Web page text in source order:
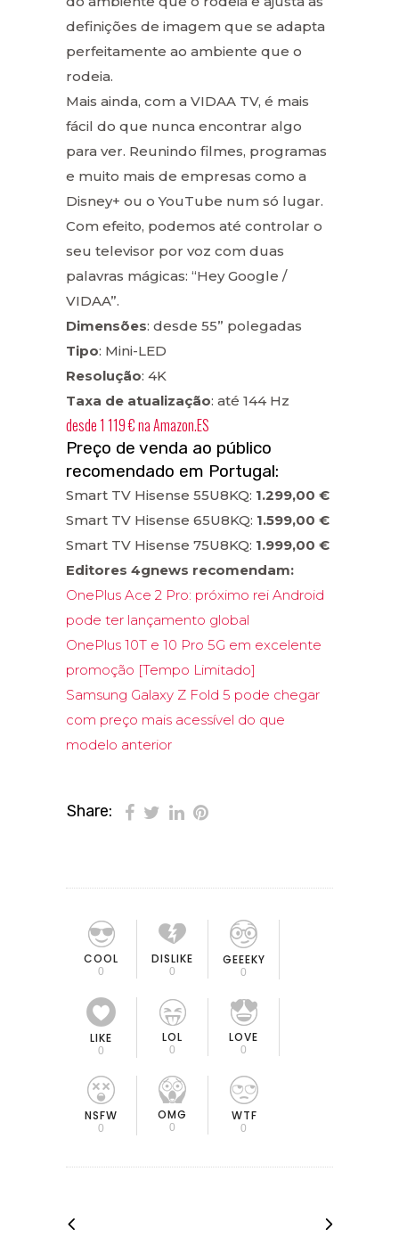
definições de imagem que se adapta
perfeitamente ao ambiente que o
rodeia.
Mais ainda, com a VIDAA TV, é mais
fácil do que nunca encontrar algo
para ver. Reunindo filmes, programas
e muito mais de empresas como a
Disney+ ou o YouTube num só lugar.
Com efeito, podemos até controlar o
seu televisor por voz com duas
palavras mágicas: “Hey Google /
VIDAA”.
Dimensões: desde 55” polegadas
Tipo: Mini-LED
Resolução: 4K
Taxa de atualização: até 144 Hz
desde1 119 €naAmazon.ES
Preço de venda ao público
recomendado em Portugal:
Smart TV Hisense 55U8KQ: 1.299,00 €
Smart TV Hisense 65U8KQ: 1.599,00 €
Smart TV Hisense 75U8KQ: 1.999,00 €
Editores 4gnews recomendam:
OnePlus Ace 2 Pro: próximo rei Android
pode ter lançamento global
OnePlus 10T e 10 Pro 5G em excelente
promoção [Tempo Limitado]
Samsung Galaxy Z Fold 5 pode chegar
com preço mais acessível do que
modelo anterior
Share:
COOL
0
DISLIKE
0
GEEEKY
0
LIKE
0
LOL
0
LOVE
0
NSFW
0
OMG
0
WTF
0